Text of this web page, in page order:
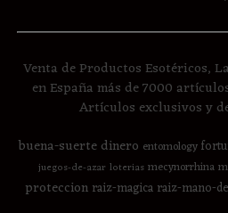
Venta de Productos Esotéricos,
en España más de 7000
Artículos exclusivos y
buena-suertedinero entomology
juegos-de-azar loterias mecynorrhina
proteccion raiz-magica raiz-mano-